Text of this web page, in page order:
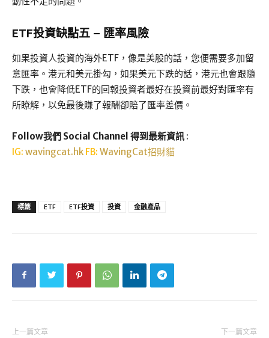
ETF投資缺點五 – 匯率風險
如果投資人投資的海外ETF，像是美股的話，您便需要多加留
意匯率。港元和美元掛勾，如果美元下跌的話，港元也會跟隨
下跌，也會降低ETF的回報投資者最好在投資前最好對匯率有
所瞭解，以免最後賺了報酬卻賠了匯率差價。
Follow我們 Social Channel 得到最新資訊 :
IG: wavingcat.hk FB: WavingCat招財貓
標籤 ETF ETF投資 投資 金融產品
上一篇文章 下一篇文章